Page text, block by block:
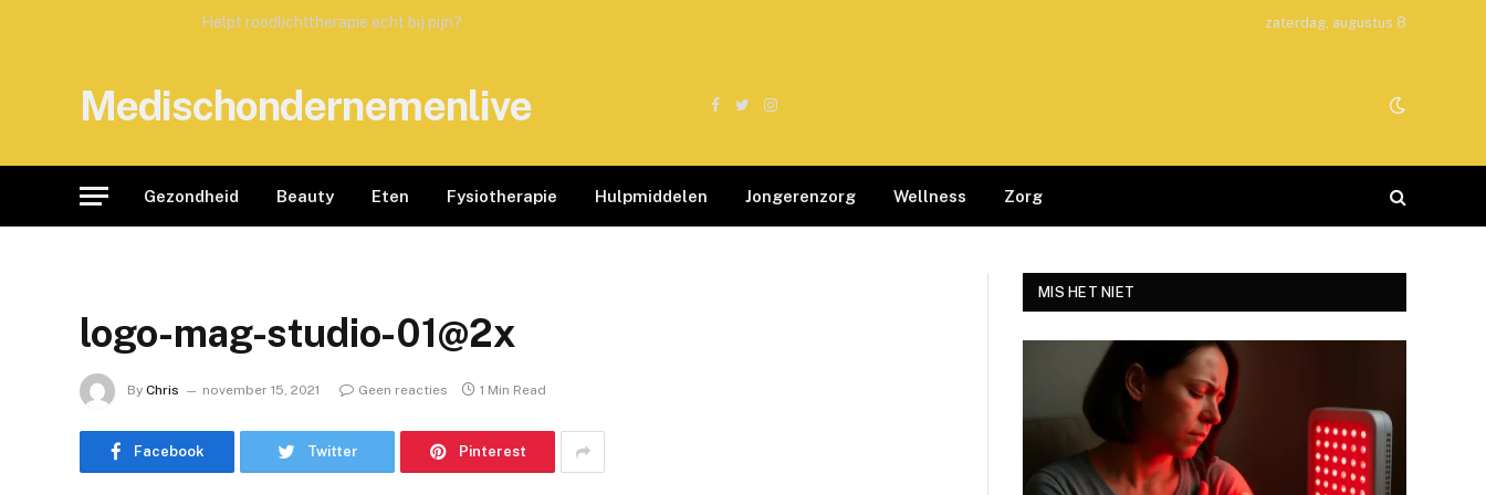
Helpt roodlichttherapie echt bij pijn? zaterdag, augustus 8
Medischondernemenlive Facebook
TwitterInstagram
Gezondheid Beauty Eten Fysiotherapie Hulpmiddelen Jongerenzorg Wellness Zorg
logo-mag-studio-01@2x
By Chris november 15, 2021 Geen reacties 1 Min Read
Facebook Twitter Pinterest
MIS HET NIET